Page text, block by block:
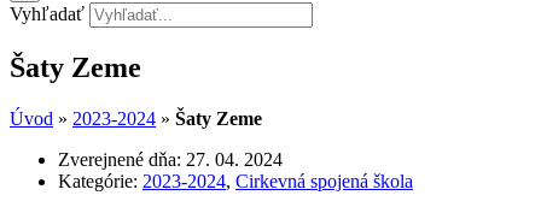
Vyhľadať
Šaty Zeme
Úvod » 2023-2024 » Šaty Zeme
Zverejnené dňa: 27. 04. 2024
Kategórie: 2023-2024, Cirkevná spojená škola